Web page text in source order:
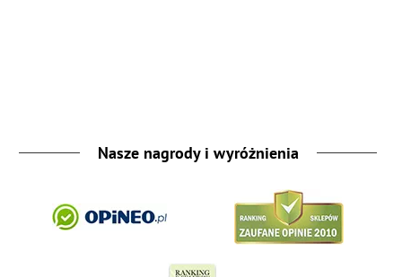
Nasze nagrody i wyróżnienia